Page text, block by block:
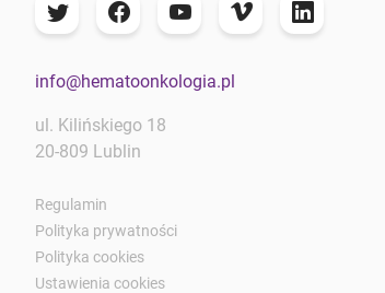
info@hematoonkologia.pl
ul. Kilińskiego 18
20-809 Lublin
Regulamin
Polityka prywatności
Polityka cookies
Ustawienia cookies